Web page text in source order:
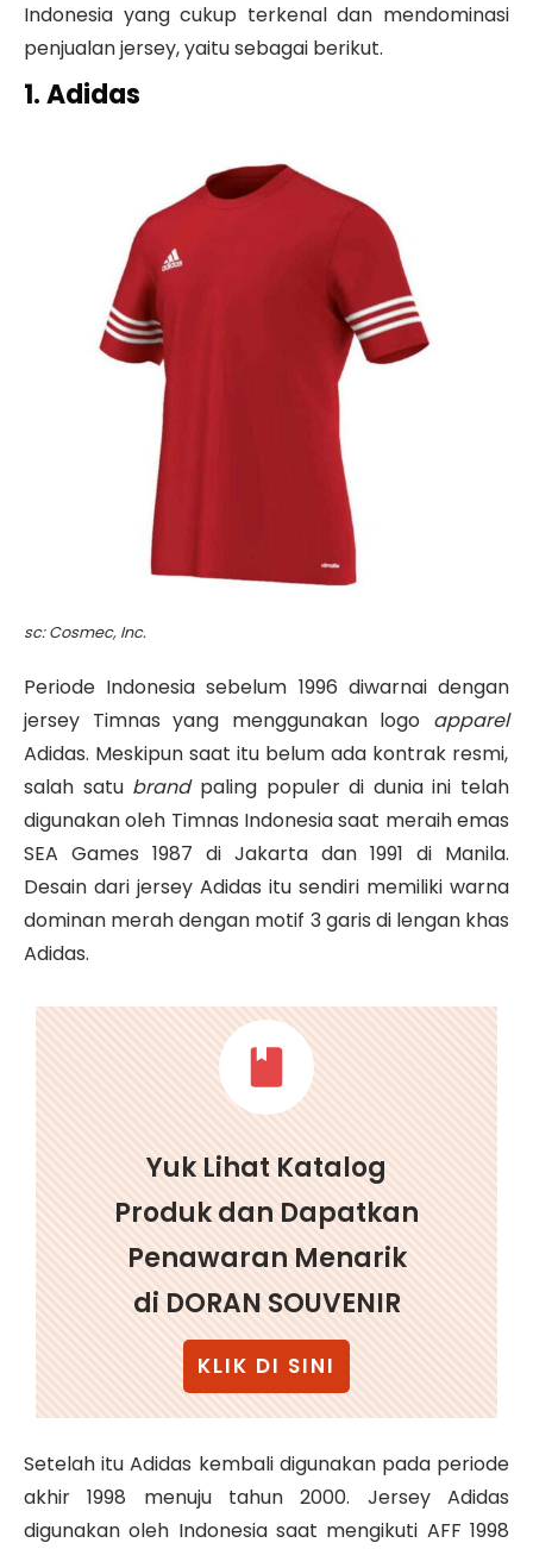
Indonesia yang cukup terkenal dan mendominasi
penjualan jersey, yaitu sebagai berikut.
1. Adidas
sc: Cosmec, Inc.
Periode Indonesia sebelum 1996 diwarnai dengan
jersey Timnas yang menggunakan logo apparel
Adidas. Meskipun saat itu belum ada kontrak resmi,
salah satu brandpaling populer di dunia ini telah
digunakan oleh Timnas Indonesia saat meraih emas
SEA Games 1987 di Jakarta dan 1991 di Manila.
Desain dari jersey Adidas itu sendiri memiliki warna
dominan merah dengan motif 3 garis di lengan khas
Adidas.
Yuk Lihat Katalog
Produk dan Dapatkan
Penawaran Menarik
di DORAN SOUVENIR
KLIK DI SINI
Setelah itu Adidas kembali digunakan pada periode
akhir 1998 menuju tahun 2000. Jersey Adidas
digunakan oleh Indonesia saat mengikuti AFF 1998